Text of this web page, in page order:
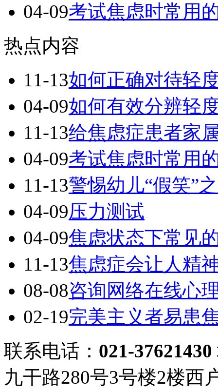
04-09考试焦虑时常用
热点内容
11-13如何正确对待轻
04-09如何有效分辨轻
11-13给焦虑症患者家
04-09考试焦虑时常用
11-13警惕幼儿“假笑”
04-09压力测试
04-09焦虑状态下常见
11-13焦虑症会让人精
08-08咨询网络在线心
02-19完美主义者易患
联系电话： 021-37621430
九干路280号3号楼2楼西